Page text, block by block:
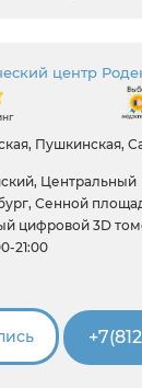
центр
Пушкинская,
Центральный
Сенной
цифровой 3D
21:00